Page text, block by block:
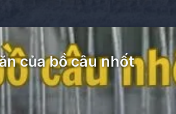
ocopaz.vn/nuoi-bo-cau-71
của bồ câu nhốt